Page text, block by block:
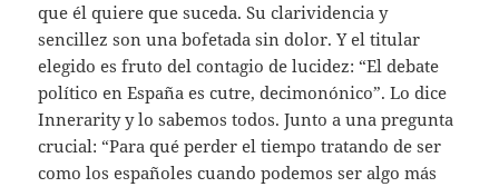
que él quiere que suceda. Su clarividencia y
sencillez son una bofetada sin dolor. Y el titular
elegido es fruto del contagio de lucidez: “El debate
político en España es cutre, decimonónico”. Lo dice
Innerarity y lo sabemos todos. Junto a una pregunta
crucial: “Para qué perder el tiempo tratando de ser
como los españoles cuando podemos ser algo más